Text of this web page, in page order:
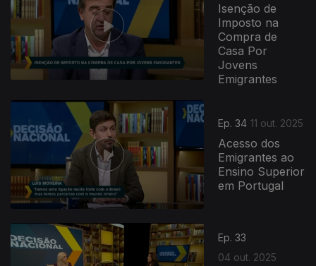
Isenção de
Imposto na
Compra de
Casa Por
Jovens
Emigrantes
Ep. 34 11 out. 2025
Acesso dos
Emigrantes ao
Ensino Superior
em Portugal
Ep. 33
04 out. 2025